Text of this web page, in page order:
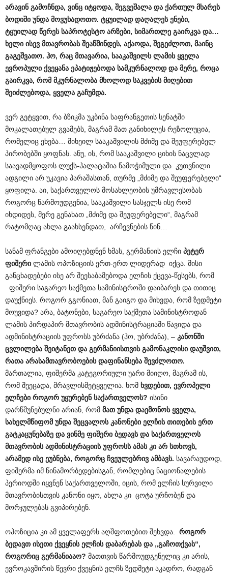
არავინ გამოჩნდა, ვინც იტყოდა, შეგვეშალა და ქართულ მხარეს
ბოდიში უნდა მოვუხადოთო. ტყუილად დაღალეს ენები,
ტყუილად წერეს საპროტესტო არზები, სიმართლე გაირკვა და…
ხელი ისევ მთავრობას შეაწმინდეს, აქაოდა, შეგეძლოთ, მაინც
გაგეშვათო. ჰო, რაც მთავარია, სააკაშვილს ლამის ყველა
ევროპული ქვეყანა ეპატიჟებოდა სამკურნალოდ და მერე, როცა
გაირკვა, რომ მკურნალობა მხოლოდ საკვების მიღებით
შეიძლებოდა, ყველა გაჩუმდა.
ვერ გეტყვით, რა ბზიკმა უკბინა საფრანგეთის სენატში
მოკალათებულ გვამებს, მაგრამ მათ განიხილეს რეზოლუცია,
რომელიც ეხება… მიხეილ სააკაშვილის მძიმე და შეუფერებელ
პირობებში ყოფნას. ანუ, ის, რომ სააკაშვილი ციხის ნაცვლად
საავადმყოფოს ლუქს-პალატაშია წამოჭიმული და კუთვნილი
ადგილი არ უკავია პარაშასთან, თურმე „მძიმე და შეუფერებელი“
ყოფილა. აი, საქართველოს მოსახლეობის უმრავლესობას
როგორც წარმოუდგენია, სააკაშვილი სასჯელს ისე რომ
იხდიდეს, მერე გენახათ „მძიმე და შეუფერებელი“, მაგრამ
რატომღაც ახლა გაახსენდათ, არჩევნების წინ…
სანამ ფრანგები ამოიღებდნენ ხმას, გერმანიის ელჩი პეტერ
ფიშერი ლამის ოპოზიციის ერთ-ერთ ლიდერად იქცა. მისი
განცხადებები ისე არ შეესაბამებოდა ელჩის ქცევა-წესებს, რომ
ფიშერი საგარეო საქმეთა სამინისტროში დაიბარეს და თითიც
დაუქნიეს. როგორ გგონიათ, მან გაიგო და მიხვდა, რომ ზედმეტი
მოუვიდა? არა, ბატონები, საგარეო საქმეთა სამინისტროდან
ლამის პირდაპირ მთავრობის ადმინისტრაციაში წავიდა და
ადმინისტრაციის უფროსს უბრძანა (ჰო, უბრძანა), – კანონში
ცვლილება შეიტანეთ და გერმანიისთვის გამონაკლისი დაუშვით,
რათა არასამთავრობოების დაფინანსება შევძლოთო.
მართალია, ფიშერმა კატეგორიული უარი მიიღო, მაგრამ ის,
რომ შეეცადა, მრავლისმეტყველია. ხომ ხვდებით, ევროპელი
ელჩები როგორ უყურებენ საქართველოს? ისინი
დარწმუნებულნი არიან, რომ მათ უნდა დაემონოს ყველა,
სახელმწიფომ უნდა შეცვალოს კანონები ელჩის თითების ერთ
გატკაცუნებაზე და ვინმე ფიშერი ბედავს და საქართველოს
მთავრობის ადმინისტრაციის უფროსს ამას კი არ სთხოვს,
არამედ ისე ეუბნება, როგორც ჩვეულებრივ ამბავს. სავარაუდოდ,
ფიშერმა იმ წინამორბედებისგან, რომლებიც ნაციონალების
პერიოდში იყვნენ საქართველოში, იცის, რომ ელჩის სურვილი
მთავრობისთვის კანონი იყო, ახლა კი ცოტა ურჩობენ და
მორჯულებას გვიპირებენ.
ოპოზიცია კი ამ ყველაფერს აღშფოთებით შეხვდა: როგორ
ბედავთ ისეთი ქვეყნის ელჩის დაბარებას და „გაჩოთქვას“,
როგორიც გერმანიააო? მათთვის წარმოუდგენელიც კი არის,
ევროკავშირის წევრი ქვეყნის ელჩს ზედმეტი აკადრო, რადგან